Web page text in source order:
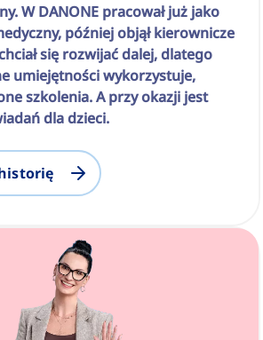
W DANONE pracował już jako
później objął kierownicze
się rozwijać dalej, dlatego
umiejętności wykorzystuje,
szkolenia. A przy okazji jest
dla dzieci.